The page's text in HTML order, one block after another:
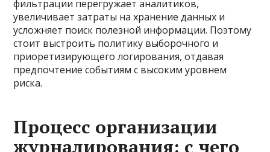
фильтрации перегружает аналитиков,
увеличивает затраты на хранение данных и
усложняет поиск полезной информации. Поэтому
стоит выстроить политику выборочного и
приоретизирующего логирования, отдавая
предпочтение событиям с высоким уровнем
риска.
Процесс организации
журналирования: с чего